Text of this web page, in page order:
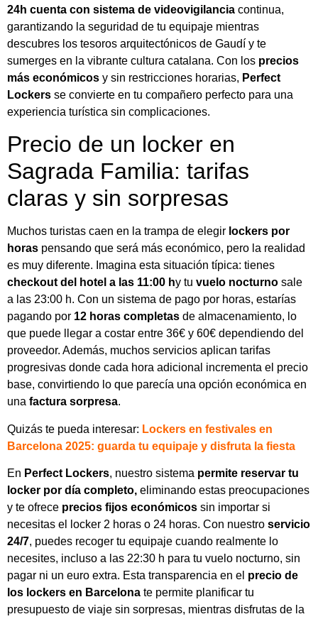
24h cuenta con sistema de videovigilancia continua,
garantizando la seguridad de tu equipaje mientras
descubres los tesoros arquitectónicos de Gaudí y te
sumerges en la vibrante cultura catalana. Con los precios
más económicos y sin restricciones horarias, Perfect
Lockers se convierte en tu compañero perfecto para una
experiencia turística sin complicaciones.
Precio de un locker en
Sagrada Familia: tarifas
claras y sin sorpresas
Muchos turistas caen en la trampa de elegir lockers por
horas pensando que será más económico, pero la realidad
es muy diferente. Imagina esta situación típica: tienes
checkout del hotel a las 11:00 hy tu vuelo nocturno sale
a las 23:00 h. Con un sistema de pago por horas, estarías
pagando por 12 horas completas de almacenamiento, lo
que puede llegar a costar entre 36€ y 60€ dependiendo del
proveedor. Además, muchos servicios aplican tarifas
progresivas donde cada hora adicional incrementa el precio
base, convirtiendo lo que parecía una opción económica en
una factura sorpresa.
Quizás te pueda interesar: Lockers en festivales en
Barcelona 2025: guarda tu equipaje y disfruta la fiesta
En Perfect Lockers, nuestro sistema permite reservar tu
locker por día completo, eliminando estas preocupaciones
y te ofrece precios fijos económicos sin importar si
necesitas el locker 2 horas o 24 horas. Con nuestro servicio
24/7, puedes recoger tu equipaje cuando realmente lo
necesites, incluso a las 22:30 h para tu vuelo nocturno, sin
pagar ni un euro extra. Esta transparencia en el precio de
los lockers en Barcelona te permite planificar tu
presupuesto de viaje sin sorpresas, mientras disfrutas de la